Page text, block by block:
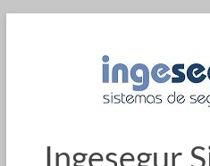
Ingesegur